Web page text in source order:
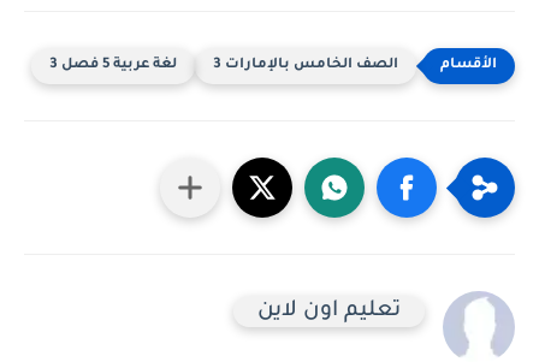
الصف الخامس بالإمارات 3 لغة عربية 5 فصل 3
تعليم اون لاين